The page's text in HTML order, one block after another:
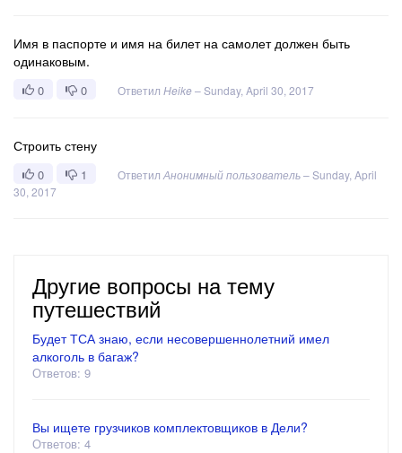
Имя в паспорте и имя на билет на самолет должен быть
одинаковым.
0 0 Ответил Heike–Sunday, April 30, 2017
Строить стену
0 1 Ответил Анонимный пользователь–Sunday, April
30, 2017
Другие вопросы на тему
путешествий
Будет ТСА знаю, если несовершеннолетний имел
алкоголь в багаж?
Ответов: 9
Вы ищете грузчиков комплектовщиков в Дели?
Ответов: 4